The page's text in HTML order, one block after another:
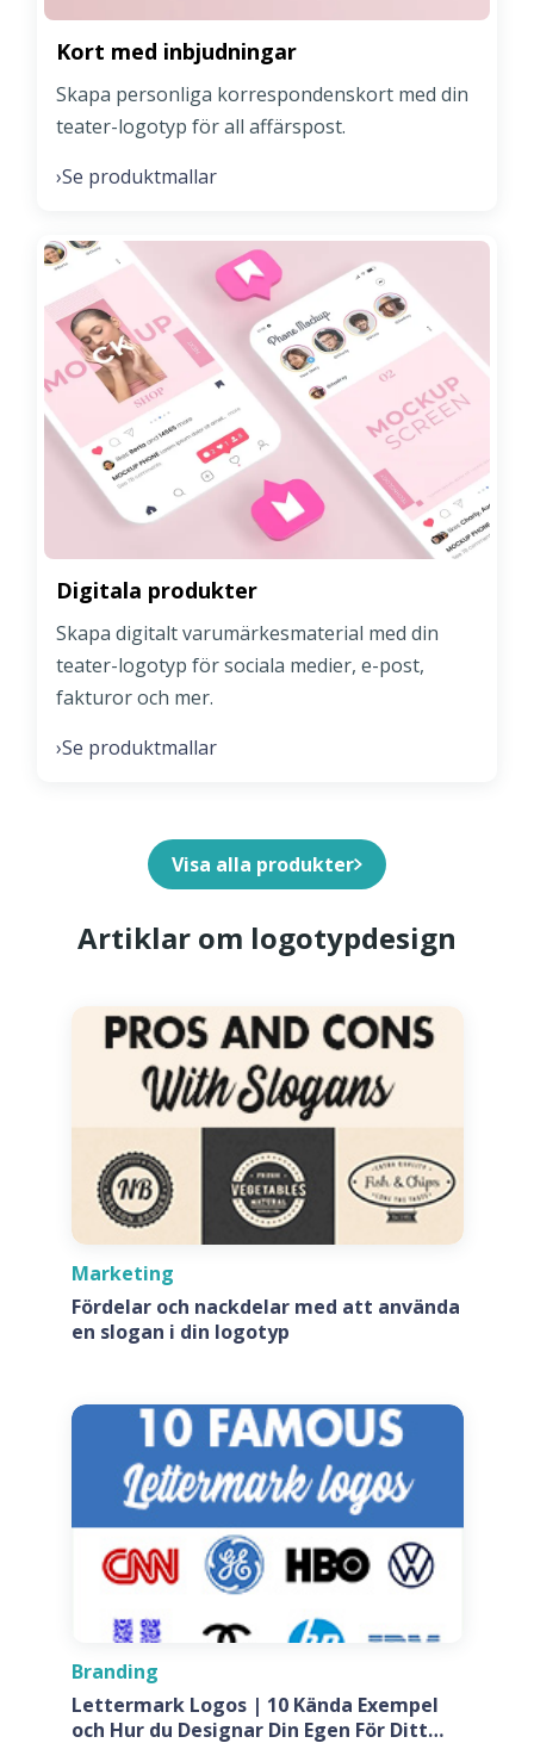
Kort med inbjudningar
Skapa personliga korrespondenskort med din
teater-logotyp för all affärspost.
›Se produktmallar
Digitala produkter
Skapa digitalt varumärkesmaterial med din
teater-logotyp för sociala medier, e-post,
fakturor och mer.
›Se produktmallar
Visa alla produkter
Artiklar om logotypdesign
Marketing
Fördelar och nackdelar med att använda
en slogan i din logotyp
Branding
Lettermark Logos | 10 Kända Exempel
och Hur du Designar Din Egen För Ditt